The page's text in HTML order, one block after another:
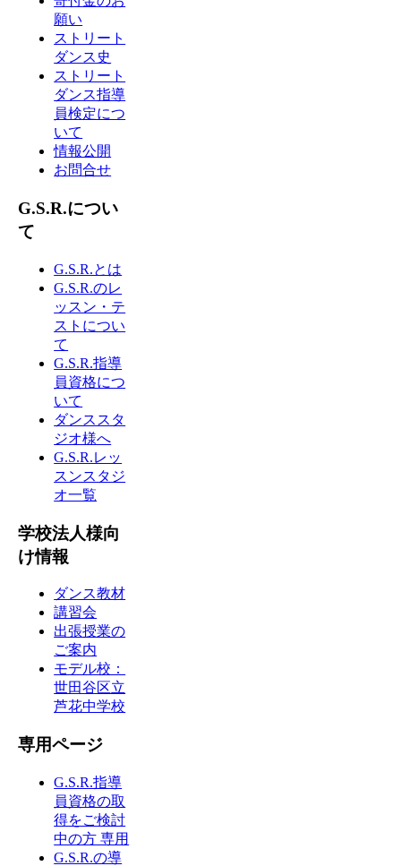
願い
ストリート
ダンス史
ストリート
ダンス指導
員検定につ
いて
情報公開
お問合せ
G.S.R.につい
て
G.S.R.とは
G.S.R.のレ
ッスン・テ
ストについ
て
G.S.R.指導
員資格につ
いて
ダンススタ
ジオ様へ
G.S.R.レッ
スンスタジ
オ一覧
学校法人様向
け情報
ダンス教材
講習会
出張授業の
ご案内
モデル校：
世田谷区立
芦花中学校
専用ページ
G.S.R.指導
員資格の取
得をご検討
中の方 専用
G.S.R.の導